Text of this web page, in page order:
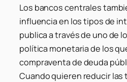
Los bancos centrales
influencia en los tipos de
publica a través de uno de
política monetaria de los
compraventa de deuda
Cuando quieren reducir las